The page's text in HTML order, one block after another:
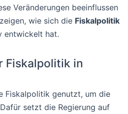
Veränderungen beeinflussen
wie sich die Fiskalpolitik
entwickelt hat.
Fiskalpolitik in
Fiskalpolitik genutzt, um die
setzt die Regierung auf